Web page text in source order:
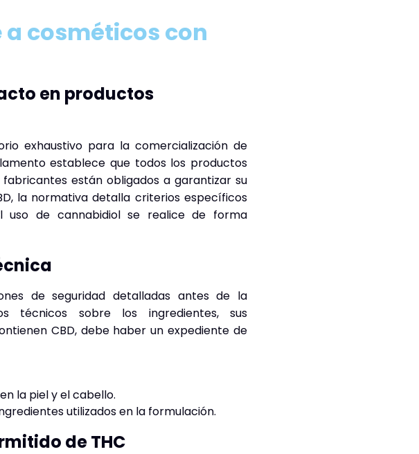
cosméticos con
en productos
exhaustivo para la comercialización de
establece que todos los productos
están obligados a garantizar su
la normativa detalla criterios específicos
uso de cannabidiol se realice de forma
de seguridad detalladas antes de la
técnicos sobre los ingredientes, sus
CBD, debe haber un expediente de
la piel y el cabello.
utilizados en la formulación.
de THC